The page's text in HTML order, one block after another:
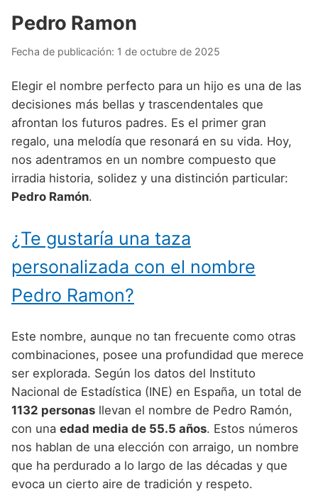
Nombres de niño que empiezan por D
Nombres de niño que empiezan por E
Nombres de niño que empiezan por F
Nombres de niño que empiezan por G
Nombres de niño que empiezan por H
Nombres de niño que empiezan por I
Nombres de niño que empiezan por J
Nombres de niño que empiezan por K
Nombres de niño que empiezan por M
Nombres de niño que empiezan por N
Nombres de niño que empiezan por O
Nombres de niño que empiezan por P
Nombres de niño que empiezan por Q
Nombres de niño que empiezan por R
Nombres de Niño Asturianos
Nombres de Niño Baleares
Nombres de Niño Canarios
Nombres de Niño Cantabros
Nombres de Niño Catalanes
Nombres de Niño Extremeños
Nombres de Niño Gallegos
Nombres de Niño Murcianos
Nombres de Niño Navarros
Nombres de Niño Riojanos
Nombres de Niño Valencianos
Nombres de Niño Vascos
Nombres de Niño Celtas
Nombres de Niño Egipcios
Nombres de Niño Griegos
Nombres de Niño Mitologicos
Nombres de Niño Vikingos
Nombres de Niño Alemanes
Nombres de Niño Americanos
Nombres de Niño Arabes
Nombres de Niño Chinos
Nombres de Niño Hispanoamericanos
Nombres de Niño Ingleses
Nombres de Niño Italianos
Nombres de Niño Judíos
Nombres de Niño Marroquíes
Nombres de Niño Portugueses
Nombres de Niño Rumanos
Nombres de Niño Rusos
Nombres de Niño Suecos
Buscar
Pedro Ramon
Fecha de publicación: 1 de octubre de 2025
Elegir el nombre perfecto para un hijo es una de las
decisiones más bellas y trascendentales que
afrontan los futuros padres. Es el primer gran
regalo, una melodía que resonará en su vida. Hoy,
nos adentramos en un nombre compuesto que
irradia historia, solidez y una distinción particular:
Pedro Ramón.
¿Te gustaría una taza
personalizada con el nombre
Pedro Ramon?
Este nombre, aunque no tan frecuente como otras
combinaciones, posee una profundidad que merece
ser explorada. Según los datos del Instituto
Nacional de Estadística (INE) en España, un total de
1132 personas llevan el nombre de Pedro Ramón,
con una edad media de 55.5 años. Estos números
nos hablan de una elección con arraigo, un nombre
que ha perdurado a lo largo de las décadas y que
evoca un cierto aire de tradición y respeto.